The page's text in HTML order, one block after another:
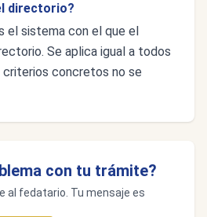
directorio?
el sistema con el que el
Se aplica igual a todos
concretos no se
con tu trámite?
al fedatario. Tu mensaje es